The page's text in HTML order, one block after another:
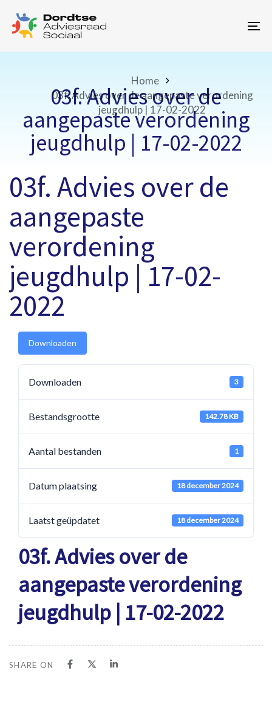
links
primary
navigation
03f. Advies over de
aangepaste verordening
jeugdhulp | 17-02-2022
Home
03f. Advies over de aangepaste verordening
jeugdhulp | 17-02-2022
03f. Advies over de
aangepaste
verordening
jeugdhulp | 17-02-
2022
Downloaden
Downloaden 3
Bestandsgrootte 142.78 KB
Aantal bestanden 1
Datum plaatsing 18 december 2024
Laatst geüpdatet 18 december 2024
03f. Advies over de
aangepaste verordening
jeugdhulp | 17-02-2022
SHARE ON